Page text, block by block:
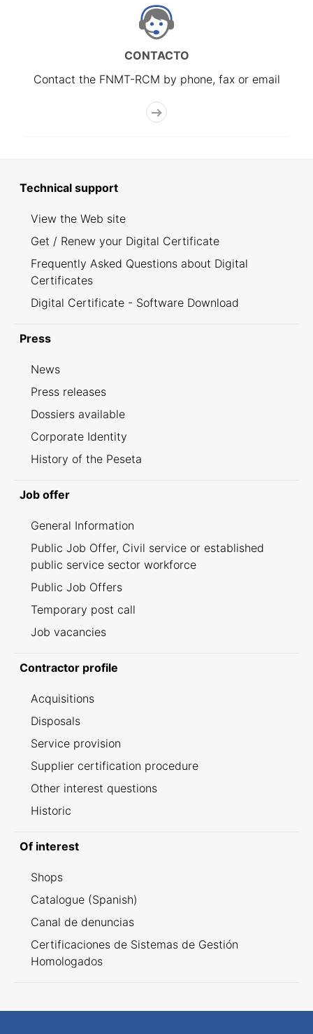
CONTACTO
Contact the FNMT-RCM by phone, fax or email
Technical support
View the Web site
Get / Renew your Digital Certificate
Frequently Asked Questions about Digital
Certificates
Digital Certificate - Software Download
Press
News
Press releases
Dossiers available
Corporate Identity
History of the Peseta
Job offer
General Information
Public Job Offer, Civil service or established
public service sector workforce
Public Job Offers
Temporary post call
Job vacancies
Contractor profile
Acquisitions
Disposals
Service provision
Supplier certification procedure
Other interest questions
Historic
Of interest
Shops
Catalogue (Spanish)
Canal de denuncias
Certificaciones de Sistemas de Gestión
Homologados